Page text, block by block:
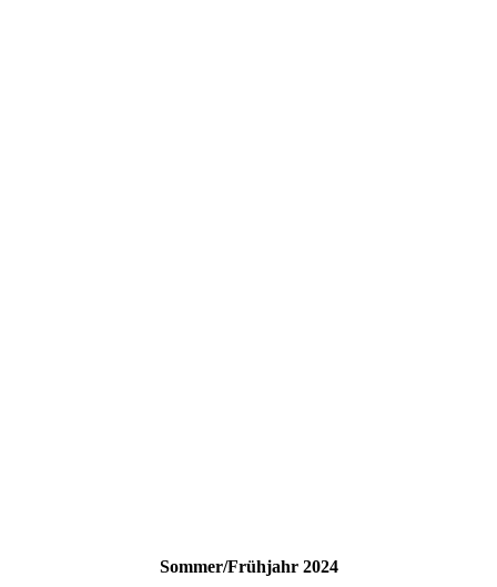
Sommer/Frühjahr 2024